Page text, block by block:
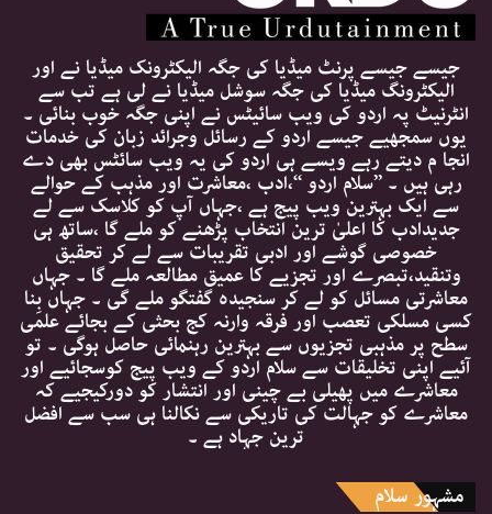
جیسے جیسے پرنٹ میڈیا کی جگہ الیکٹرونک میڈیا نے اور
الیکٹرونگ میڈیا کی جگہ سوشل میڈیا نے لی ہے تب سے
انٹرنیٹ پہ اردو کی ویب سائیٹس نے اپنی جگہ خوب بنائی ۔
یوں سمجھیے جیسے اردو کے رسائل وجرائد زبان کی خدمات
انجا م دیتے رہے ویسے ہی اردو کی یہ ویب سائٹس بھی دے
رہی ہیں ۔ ’’سلام اردو ‘‘،ادب ،معاشرت اور مذہب کے حوالے
سے ایک بہترین ویب پیج ہے ،جہاں آپ کو کلاسک سے لے
جدیدادب کا اعلیٰ ترین انتخاب پڑھنے کو ملے گا ،ساتھ ہی
خصوصی گوشے اور ادبی تقریبات سے لے کر تحقیق
وتنقید،تبصرے اور تجزیے کا عمیق مطالعہ ملے گا ۔ جہاں
معاشرتی مسائل کو لے کر سنجیدہ گفتگو ملے گی ۔ جہاں بِنا
کسی مسلکی تعصب اور فرقہ وارنہ کج بحثی کے بجائے علمی
سطح پر مذہبی تجزیوں سے بہترین رہنمائی حاصل ہوگی ۔ تو
آئیے اپنی تخلیقات سے سلام اردو کے ویب پیج کوسجائیے اور
معاشرے میں پھیلی بے چینی اور انتشار کو دورکیجیے کہ
معاشرے کو جہالت کی تاریکی سے نکالنا ہی سب سے افضل
ترین جہاد ہے ۔
مشہور سلام